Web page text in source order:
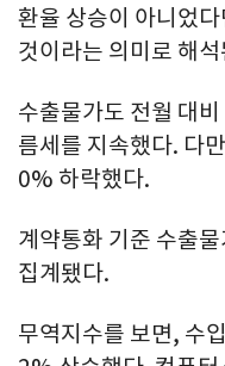
환율 상승이 아니었
것이라는 의미로 해
수출물가도 전월 대
름세를 지속했다. 다
0% 하락했다.
계약통화 기준 수출
집계됐다.
무역지수를 보면, 수